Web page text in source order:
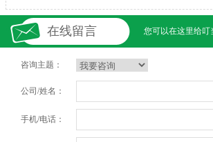
在线留言 您可以在这里给叮
咨询主题：
公司/姓名：
手机/电话：